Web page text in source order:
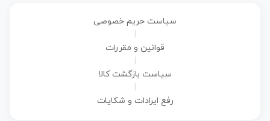
سیاست حریم خصوصی
قوانین و مقررات
سیاست بازگشت کالا
رفع ایرادات و شکایات